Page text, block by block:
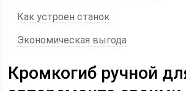
Как устроен станок
Экономическая выгода
Кромкогиб ручной